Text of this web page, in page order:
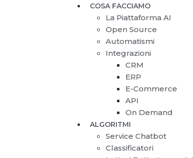
COSA FACCIAMO
La Piattaforma AI
Open Source
Automatismi
Integrazioni
CRM
ERP
E-Commerce
API
On Demand
ALGORITMI
Service Chatbot
Classificatori